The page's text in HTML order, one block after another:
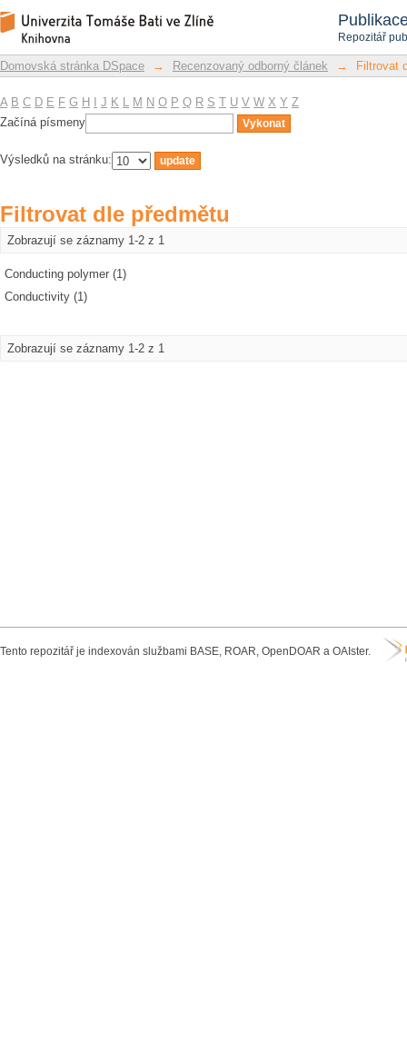
Repozitář
Filtrovat dle předmětu
Repozitář DSpace/Manakin
Domovská stránka DSpace → Recenzovaný odborný článek → Filtrovat
A B C D E F G H J K L M N O P Q R S T U V W X Y Z
Začíná písmeny
Výsledků na stránku:
Filtrovat dle předmětu
Zobrazují se záznamy 1-2 z 1
Conducting polymer (1)
Conductivity (1)
Zobrazují se záznamy 1-2 z 1
Tento repozitář je indexován službami BASE, ROAR, OpenDOAR a OAIster.